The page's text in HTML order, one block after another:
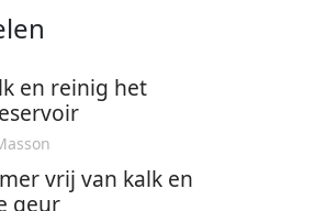
en reinig het
vrij van kalk en
geur